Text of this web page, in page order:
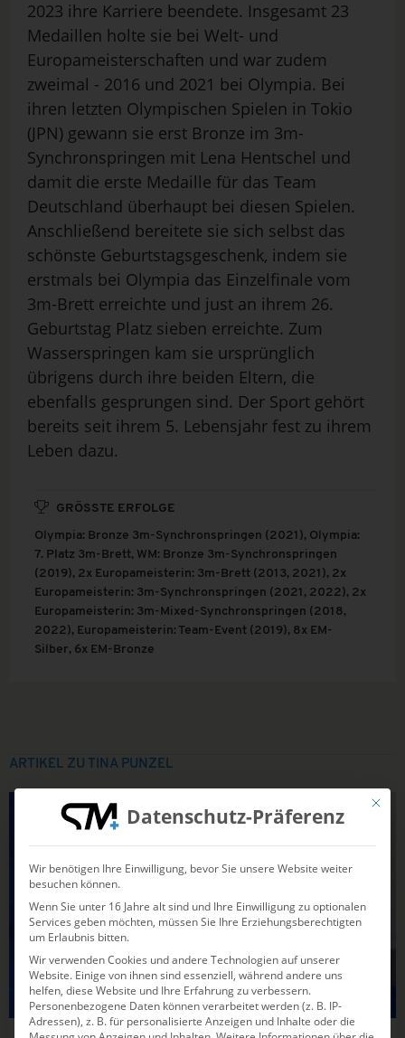
2023 ihre Karriere beendete. Insgesamt 23
Medaillen holte sie bei Welt- und
Europameisterschaften und war zudem
zweimal - 2016 und 2021 bei Olympia. Bei
ihren letzten Olympischen Spielen in Tokio
(JPN) gewann sie erst Bronze im 3m-
Synchronspringen mit Lena Hentschel und
damit die erste Medaille für das Team
Deutschland überhaupt bei diesen Spielen.
Anschließend bereitete sie sich selbst das
schönste Geburtstagsgeschenk, indem sie
erstmals bei Olympia das Einzelfinale vom
3m-Brett erreichte und just an ihrem 26.
Geburtstag Platz sieben erreichte. Zum
Wasserspringen kam sie ursprünglich
übrigens durch ihre beiden Eltern, die
ebenfalls gesprungen sind. Der Sport gehört
bereits seit ihrem 5. Lebensjahr fest zu ihrem
Leben dazu.
GRÖSSTE ERFOLGE
Olympia: Bronze 3m-Synchronspringen (2021), Olympia:
7. Platz 3m-Brett, WM: Bronze 3m-Synchronspringen
(2019), 2x Europameisterin: 3m-Brett (2013, 2021), 2x
Europameisterin: 3m-Synchronspringen (2021, 2022), 2x
Europameisterin: 3m-Mixed-Synchronspringen (2018,
2022), Europameisterin: Team-Event (2019), 8x EM-
Silber, 6x EM-Bronze
ARTIKEL ZU TINA PUNZEL
WASSERSPRINGEN Mit
Datenschutz-Präferenz
Wir benötigen Ihre Einwilligung, bevor Sie unsere Website weiter
besuchen können.
Wenn Sie unter 16 Jahre alt sind und Ihre Einwilligung zu optionalen
Services geben möchten, müssen Sie Ihre Erziehungsberechtigten
um Erlaubnis bitten.
Wir verwenden Cookies und andere Technologien auf unserer
Website. Einige von ihnen sind essenziell, während andere uns
helfen, diese Website und Ihre Erfahrung zu verbessern.
Personenbezogene Daten können verarbeitet werden (z. B. IP-
Adressen), z. B. für personalisierte Anzeigen und Inhalte oder die